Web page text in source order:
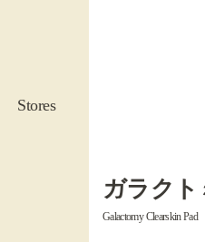
Stores
ガラク
Galactomy Clearskin Pad